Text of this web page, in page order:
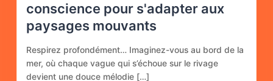
conscience pour s'adapter aux
paysages mouvants
Respirez profondément… Imaginez-vous au bord de la
mer, où chaque vague qui s’échoue sur le rivage
devient une douce mélodie […]